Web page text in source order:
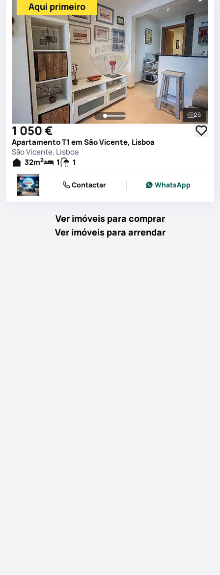
Ver
26
Aqui primeiro
1 050 €
Apartamento T1 em São Vicente, Lisboa
São Vicente, Lisboa
32m2 1 1
Contactar WhatsApp
Ver imóveis para comprar
Ver imóveis para arrendar